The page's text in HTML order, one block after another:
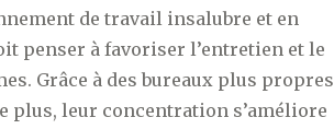
de travail insalubre et en
penser à favoriser l’entretien et le
Grâce à des bureaux plus propres
plus, leur concentration s’améliore